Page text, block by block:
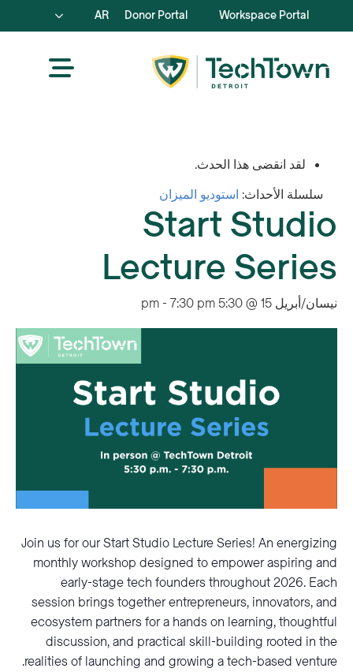
Workspace Portal
Donor Portal
AR
لقد انقضى هذا الحدث.
سلسلة الأحداث:استوديو الميزان
Start Studio
Lecture Series
نيسان/أبريل 15 @ 5:30 pm -7:30 pm
Join us for our Start Studio Lecture Series! An energizing
monthly workshop designed to empower aspiring and
early-stage tech founders throughout 2026. Each
session brings together entrepreneurs, innovators, and
ecosystem partners for a hands on learning, thoughtful
discussion, and practical skill-building rooted in the
realities of launching and growing a tech-based venture.